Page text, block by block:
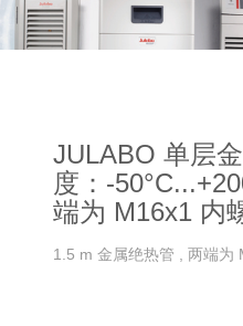
JULABO 单层
度：-
端为 M16x1 内
1.5 m 金属绝热管 , 两端为